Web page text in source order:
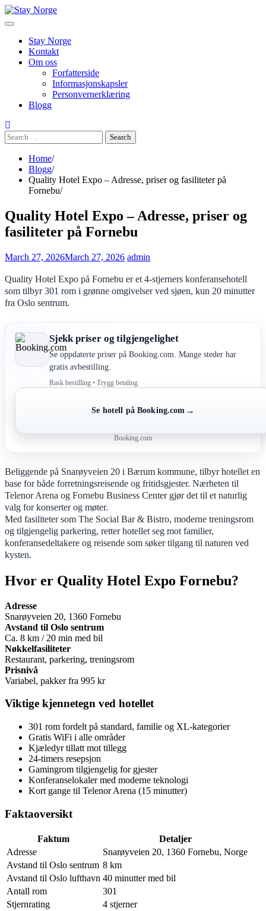
Skip
to
Stay Norge
Kontakt
Om oss
Forfatterside
Informasjonskapsler
Personvernerklæring
Blogg
Search
for:
Home
Blogg
Quality Hotel Expo – Adresse, priser og fasiliteter på
Fornebu
Quality Hotel Expo – Adresse, priser og
fasiliteter på Fornebu
March 27, 2026March 27, 2026 admin
Quality Hotel Expo på Fornebu er et 4-stjerners konferansehotell
som tilbyr 301 rom i grønne omgivelser ved sjøen, kun 20 minutter
fra Oslo sentrum.
Sjekk priser og tilgjengelighet
Se oppdaterte priser på Booking.com. Mange steder har
gratis avbestilling.
Rask bestilling • Trygg betaling
Se hotell på Booking.com →
Booking.com
Beliggende på Snarøyveien 20 i Bærum kommune, tilbyr hotellet en
base for både forretningsreisende og fritidsgjester. Nærheten til
Telenor Arena og Fornebu Business Center gjør det til et naturlig
valg for konserter og møter.
Med fasiliteter som The Social Bar & Bistro, moderne treningsrom
og tilgjengelig parkering, retter hotellet seg mot familier,
konferansedeltakere og reisende som søker tilgang til naturen ved
kysten.
Hvor er Quality Hotel Expo Fornebu?
Adresse
Snarøyveien 20, 1360 Fornebu
Avstand til Oslo sentrum
Ca. 8 km / 20 min med bil
Nøkkelfasiliteter
Restaurant, parkering, treningsrom
Prisnivå
Variabel, pakker fra 995 kr
Viktige kjennetegn ved hotellet
301 rom fordelt på standard, familie og XL-kategorier
Gratis WiFi i alle områder
Kjæledyr tillatt mot tillegg
24-timers resepsjon
Gamingrom tilgjengelig for gjester
Konferanselokaler med moderne teknologi
Kort gange til Telenor Arena (15 minutter)
Faktaoversikt
Faktum
Detaljer
Adresse
Snarøyveien 20, 1360 Fornebu, Norge
Avstand til Oslo sentrum 8 km
Avstand til Oslo lufthavn 40 minutter med bil
Antall rom
301
Stjernrating
4 stjerner